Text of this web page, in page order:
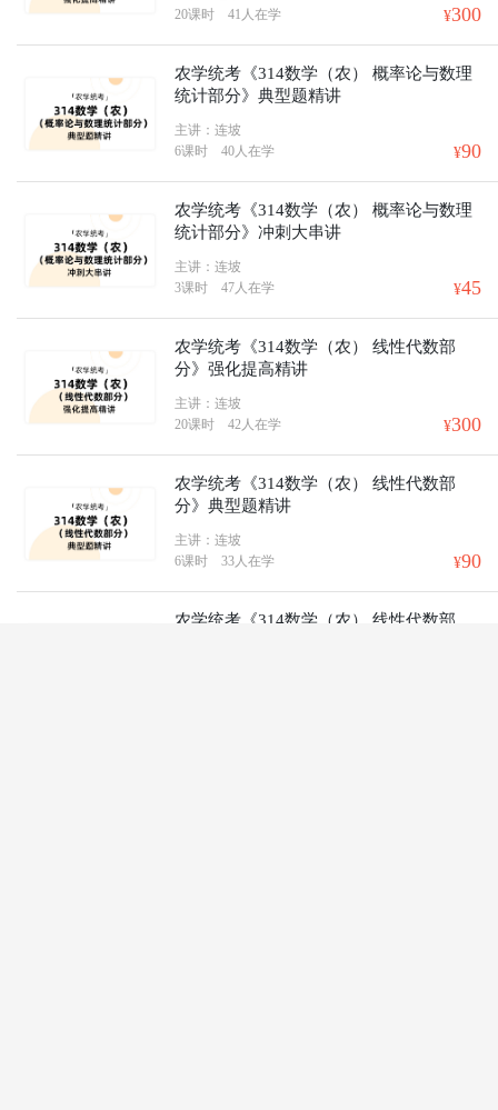
¥300
20课时 41人在学
农学统考《314数学（农） 概率论与数理
统计部分》典型题精讲
主讲：连坡
¥90
6课时 40人在学
农学统考《314数学（农） 概率论与数理
统计部分》冲刺大串讲
主讲：连坡
¥45
3课时 47人在学
农学统考《314数学（农） 线性代数部
分》强化提高精讲
主讲：连坡
¥300
20课时 42人在学
农学统考《314数学（农） 线性代数部
分》典型题精讲
主讲：连坡
¥90
6课时 33人在学
农学统考《314数学（农） 线性代数部